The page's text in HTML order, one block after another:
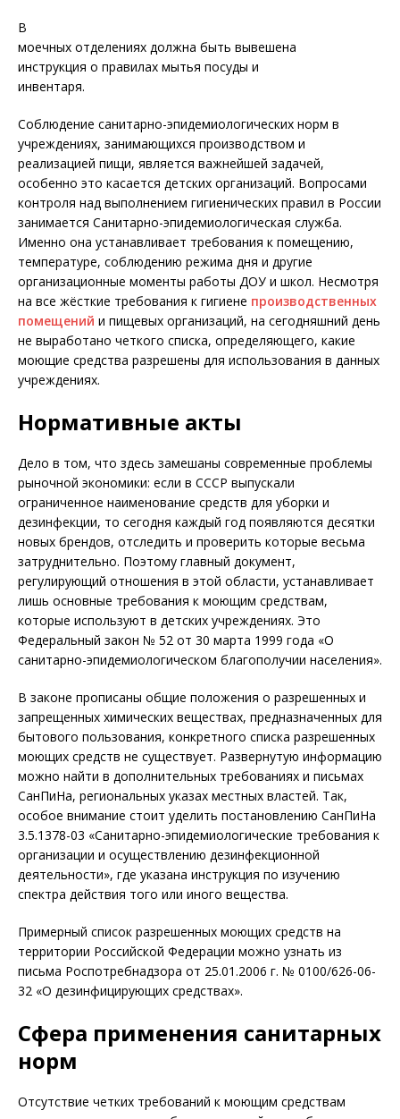
В
моечных отделениях должна быть вывешена
инструкция о правилах мытья посуды и
инвентаря.
Соблюдение санитарно-эпидемиологических норм в
учреждениях, занимающихся производством и
реализацией пищи, является важнейшей задачей,
особенно это касается детских организаций. Вопросами
контроля над выполнением гигиенических правил в России
занимается Санитарно-эпидемиологическая служба.
Именно она устанавливает требования к помещению,
температуре, соблюдению режима дня и другие
организационные моменты работы ДОУ и школ. Несмотря
на все жёсткие требования к гигиене производственных
помещений и пищевых организаций, на сегодняшний день
не выработано четкого списка, определяющего, какие
моющие средства разрешены для использования в данных
учреждениях.
Нормативные акты
Дело в том, что здесь замешаны современные проблемы
рыночной экономики: если в СССР выпускали
ограниченное наименование средств для уборки и
дезинфекции, то сегодня каждый год появляются десятки
новых брендов, отследить и проверить которые весьма
затруднительно. Поэтому главный документ,
регулирующий отношения в этой области, устанавливает
лишь основные требования к моющим средствам,
которые используют в детских учреждениях. Это
Федеральный закон № 52 от 30 марта 1999 года «О
санитарно-эпидемиологическом благополучии населения».
В законе прописаны общие положения о разрешенных и
запрещенных химических веществах, предназначенных для
бытового пользования, конкретного списка разрешенных
моющих средств не существует. Развернутую информацию
можно найти в дополнительных требованиях и письмах
СанПиНа, региональных указах местных властей. Так,
особое внимание стоит уделить постановлению СанПиНа
3.5.1378-03 «Санитарно-эпидемиологические требования к
организации и осуществлению дезинфекционной
деятельности», где указана инструкция по изучению
спектра действия того или иного вещества.
Примерный список разрешенных моющих средств на
территории Российской Федерации можно узнать из
письма Роспотребнадзора от 25.01.2006 г. № 0100/626-06-
32 «О дезинфицирующих средствах».
Сфера применения санитарных
норм
Отсутствие четких требований к моющим средствам